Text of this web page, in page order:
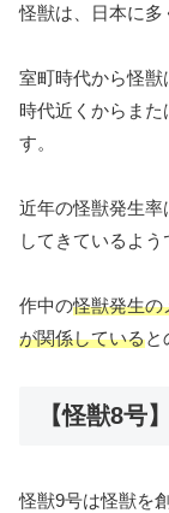
怪獣は、日本に多
室町時代から怪
時代近くからまた
す。
近年の怪獣発生
してきているよう
作中の怪獣発生の
が関係していると
【怪獣8号
怪獣9号は怪獣を